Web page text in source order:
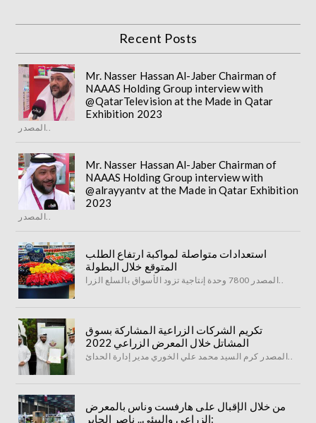
Recent Posts
Mr. Nasser Hassan Al-Jaber Chairman of
NAAAS Holding Group interview with
@QatarTelevision at the Made in Qatar
Exhibition 2023
Mr. Nasser Hassan Al-Jaber Chairman of
NAAAS Holding Group interview with
@alrayyantv at the Made in Qatar Exhibition
2023
استعدادات متواصلة لمواكبة ارتفاع الطلب
المتوقع خلال البطولة
تكريم الشركات الزراعية المشاركة بسوق
المشاتل خلال المعرض الزراعي 2022
من خلال الإقبال على هارفست وناس بالمعرض
الزراعي والبيئي.. ناصر الجابر: